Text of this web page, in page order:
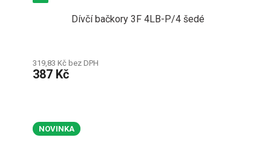
Dívčí bačkory 3F 4LB-P/4 šedé
319,83 Kč bez DPH
387 Kč
NOVINKA